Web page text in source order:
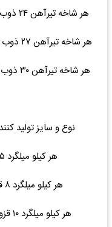
هر شاخه تیرآهن ۲۴ ذوب آهن ۱۲ متری ۳۶۹ ۲۱,۰۰۰,۰۰۰ (۰.۰۰%)۰
هر شاخه تیرآهن ۲۷ ذوب آهن ۱۲ متری ۴۳۴ ۲۳,۸۰۰,۰۰۰ (۰.۰۰%)۰
هر شاخه تیرآهن ۳۰ ذوب آهن ۱۲ متری ۵۰۰ ۳۲,۷۰۰,۰۰۰ (۰.۰۰%)۰
نوع و سایز تولید
هر کیلو میلگرد ۶.۵ کلاف ۴.۵ ۳۸,۶۰۰ (۰.۰۰%)۰
هر کیلو میلگرد ۸ قزوین شاخه ۶ ۳۷,۶۰۰ (۰.۰۰%)۰
هر کیلو میلگرد ۱۰ قزوین ۱۲ متری ۷.۵ ۳۷,۰۰۰ (۰.۰۰%)۰